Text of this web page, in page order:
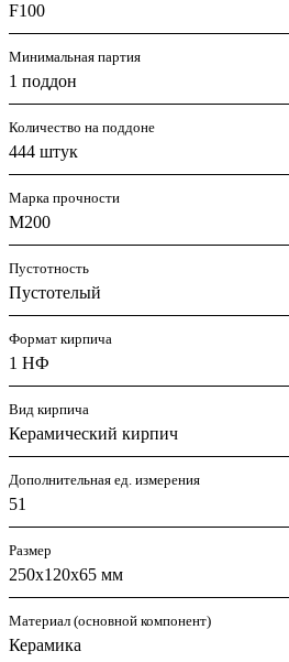
F100
Минимальная партия
1 поддон
Количество на поддоне
444 штук
Марка прочности
M200
Пустотность
Пустотелый
Формат кирпича
1 НФ
Вид кирпича
Керамический кирпич
Дополнительная ед. измерения
51
Размер
250х120х65 мм
Материал (основной компонент)
Керамика